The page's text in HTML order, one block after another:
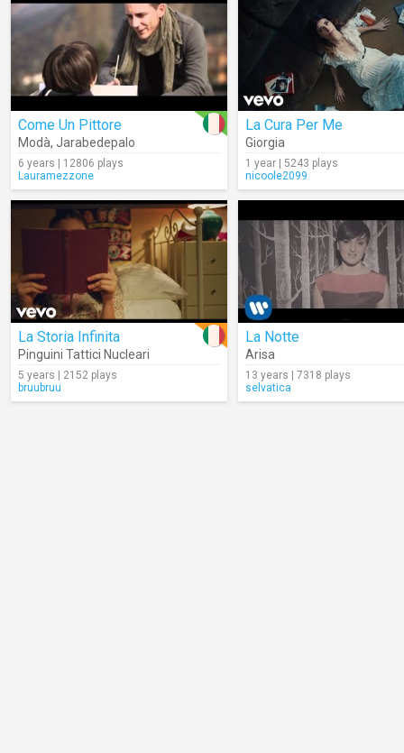
Come Un Pittore
Modà, Jarabedepalo
6 years | 12806 plays
Lauramezzone
La Cura Per Me
Giorgia
1 year | 5243 plays
nicoole2099
La Storia Infinita
Pinguini Tattici Nucleari
5 years | 2152 plays
bruubruu
La Notte
Arisa
13 years | 7318 plays
selvatica